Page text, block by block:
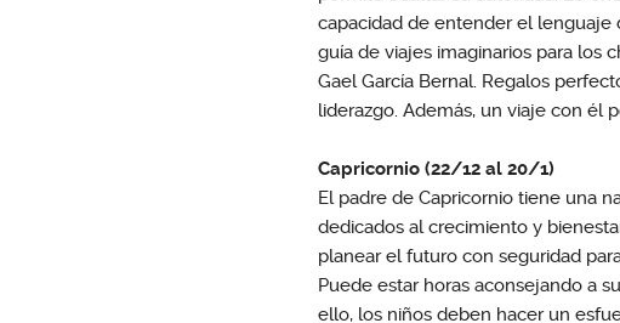
capacidad de entender el lenguaje
guía de viajes imaginarios para los
Gael García Bernal. Regalos
liderazgo. Además, un viaje con él
Capricornio (22/12 al 20/1)
El padre de Capricornio tiene una
dedicados al crecimiento y
planear el futuro con seguridad
Puede estar horas aconsejando a
ello, los niños deben hacer un